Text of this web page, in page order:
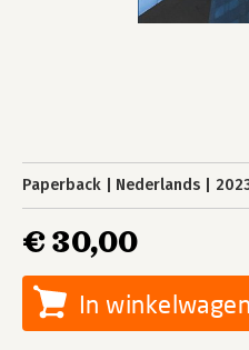
Paperback Nederlands
€ 30,00
In winkelwagen